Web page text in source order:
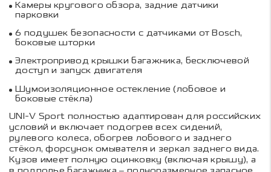
Камеры кругового обзора, задние датчики
парковки
6 подушек безопасности с датчиками от Bosch,
боковые шторки
Электропривод крышки багажника, бесключевой
доступ и запуск двигателя
Шумоизоляционное остекление (лобовое и
боковые стёкла)
UNI-V Sport полностью адаптирован для российских
условий и включает подогрев всех сидений,
рулевого колеса, обогрев лобового и заднего
стёкол, форсунок омывателя и зеркал заднего вида.
Кузов имеет полную оцинковку (включая крышу), а